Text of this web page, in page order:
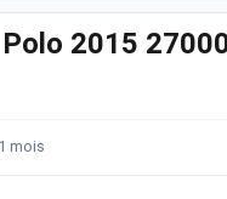
2015
mois